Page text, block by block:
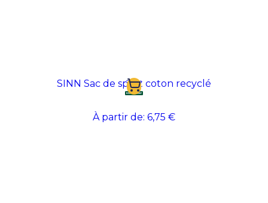
TOP
SINN Sac de sport coton recyclé
À partir de: 6,75 €